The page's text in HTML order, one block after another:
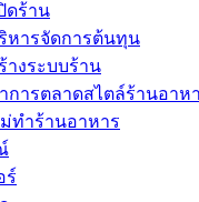
ดร้าน
หารจัดการต้นทุน
างระบบร้าน
การตลาดสไตล์ร้านอาห
ทำร้านอาหาร
ร์